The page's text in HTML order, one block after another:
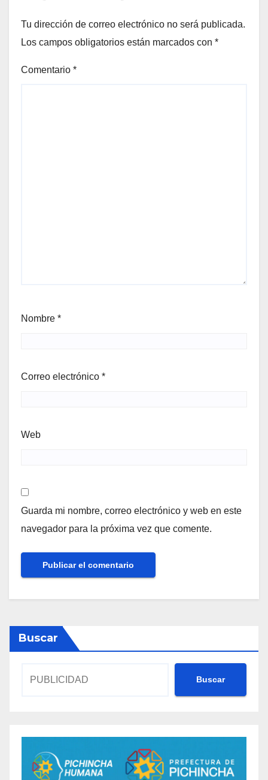
Tu dirección de correo electrónico no será publicada.
Los campos obligatorios están marcados con *
Comentario *
Nombre *
Correo electrónico *
Web
Guarda mi nombre, correo electrónico y web en este
navegador para la próxima vez que comente.
Buscar
Buscar